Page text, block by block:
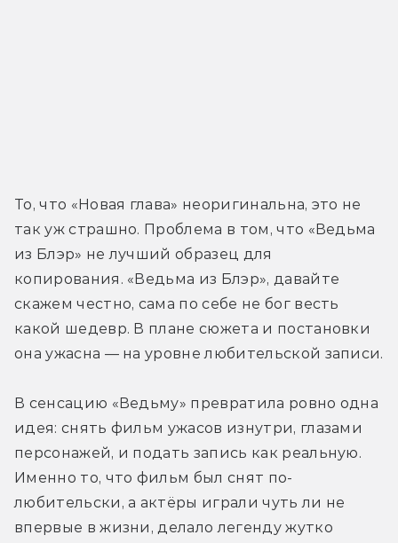
То, что «Новая глава» неоригинальна, это не
так уж страшно. Проблема в том, что «Ведьма
из Блэр» не лучший образец для
копирования. «Ведьма из Блэр», давайте
скажем честно, сама по себе не бог весть
какой шедевр. В плане сюжета и постановки
она ужасна — на уровне любительской записи.
В сенсацию «Ведьму» превратила ровно одна
идея: снять фильм ужасов изнутри, глазами
персонажей, и подать запись как реальную.
Именно то, что фильм был снят по-
любительски, а актёры играли чуть ли не
впервые в жизни, делало легенду жутко